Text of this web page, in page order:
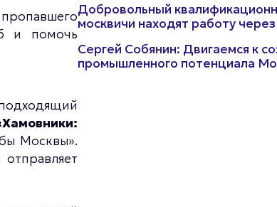
и помочь
Москвы».
Добровольный
москвичи находят работу
Сергей Собянин: Двигаемся к
промышленного потенциала